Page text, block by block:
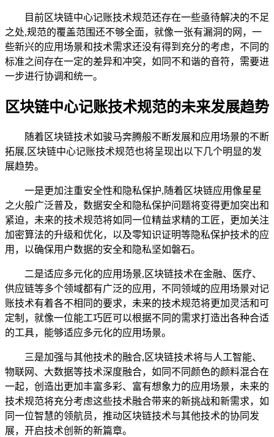
目前区块链中心记账技术规范还存在一些亟待解决的不足
之处,规范的覆盖范围还不够全面，就像一张有漏洞的网，一
些新兴的应用场景和技术需求还没有得到充分的考虑，不同的
标准之间存在一定的差异和冲突，如同不和谐的音符，需要进
一步进行协调和统一。
区块链中心记账技术规范的未来发展趋势
随着区块链技术如骏马奔腾般不断发展和应用场景的不断
拓展,区块链中心记账技术规范也将呈现出以下几个明显的发
展趋势。
一是更加注重安全性和隐私保护,随着区块链应用像星星
之火般广泛普及，数据安全和隐私保护问题将变得更加突出和
紧迫，未来的技术规范将如同一位精益求精的工匠，更加关注
加密算法的升级和优化，以及零知识证明等隐私保护技术的应
用，以确保用户数据的安全和隐私坚如磐石。
二是适应多元化的应用场景,区块链技术在金融、医疗、
供应链等多个领域都有广泛的应用，不同领域的应用场景对记
账技术有着各不相同的要求，未来的技术规范将更加灵活和可
定制，就像一位能工巧匠可以根据不同的需求打造出各种合适
的工具，能够适应多元化的应用场景。
三是加强与其他技术的融合,区块链技术将与人工智能、
物联网、大数据等技术深度融合，如同不同颜色的颜料混合在
一起，创造出更加丰富多彩、富有想象力的应用场景，未来的
技术规范将充分考虑这些技术融合带来的新挑战和新需求，如
同一位智慧的领航员，推动区块链技术与其他技术的协同发
展，开启技术创新的新篇章。